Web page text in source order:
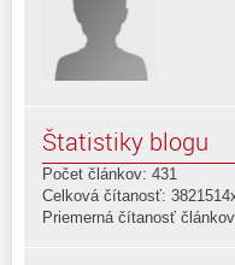
Štatistiky blogu
Počet článkov: 431
Celková čítanosť:
Priemerná čítanosť